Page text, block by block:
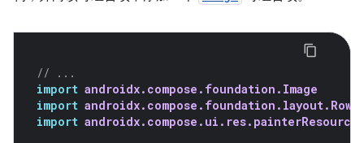
// ...
import androidx.compose.foundation.Image
import androidx.compose.foundation.layout.Row
import androidx.compose.ui.res.painterResource